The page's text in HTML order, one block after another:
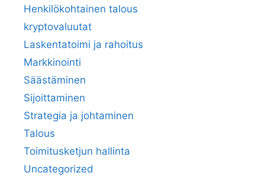
Henkilökohtainen talous
kryptovaluutat
Laskentatoimi ja rahoitus
Markkinointi
Säästäminen
Sijoittaminen
Strategia ja johtaminen
Talous
Toimitusketjun hallinta
Uncategorized